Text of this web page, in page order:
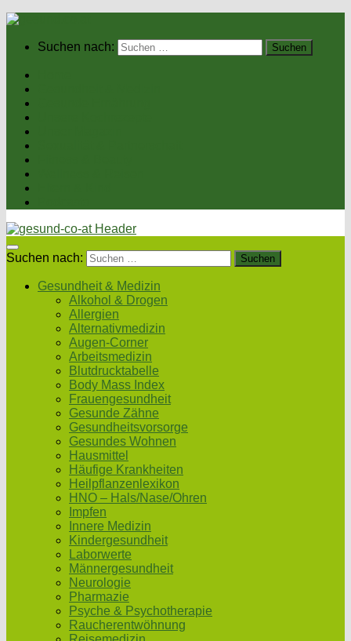
Suchen nach:
Suchen nach:
Gesundheit & Medizin
Alkohol & Drogen
Allergien
Alternativmedizin
Augen-Corner
Arbeitsmedizin
Blutdrucktabelle
Body Mass Index
Frauengesundheit
Gesunde Zähne
Gesundheitsvorsorge
Gesundes Wohnen
Hausmittel
Häufige Krankheiten
Heilpflanzenlexikon
HNO – Hals/Nase/Ohren
Impfen
Innere Medizin
Kindergesundheit
Laborwerte
Männergesundheit
Neurologie
Pharmazie
Psyche & Psychotherapie
Raucherentwöhnung